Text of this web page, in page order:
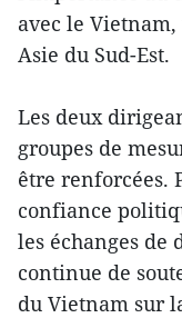
avec le
Asie du Sud-Est.
Les deux
groupes de
être renforcées.
confiance
les échanges de
continue de
du Vietnam sur